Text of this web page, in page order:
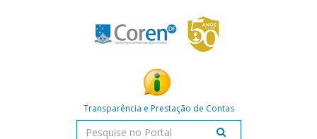
Transparência e Prestação de Contas